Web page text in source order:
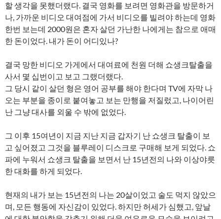
할 생각을 못했더랬다. 결국 영화를 보려면 영화관을 방문하거
나, 가까운 비디오 대여점에 가서 비디오를 빌려야 하는데 영화
한번 보는데 2000원은 혼자 살던 가난한 나에게는 참으로 애매
한 돈이었다. 내가 돈이 어디있나?
결국 망한 비디오 가게에서 대여료에 천원 더해 쇼생크탈출을
사서 몇 십번이고 보고 그랬더랬다.
그 당시 같이 살던 형은 영어 공부를 해야 한다며 TV에 자막 나
오는 부분을 종이로 붙여놓고 보는 만행을 저질렀고, 나이어린
난 그냥 대사를 외울 수 밖에 없었다.
그 이후 15여년이 지금 지난 지금 갑자기 난 쇼생크 탈출이 보
고 싶어졌고 그것을 블루레이 디스크로 구매해 보게 되었다. 쇼
파에 누워서 쇼생크 탈출을 보면서 난 15년전의 나와 이상야릇
한 대화를 하게 되었다.
현재의 내가 보는 15년전의 나는 20살이었고 술도 먹지 않았으
며, 모든 행동에 자신감이 있었다. 하지만 허세가 심했고, 앞날